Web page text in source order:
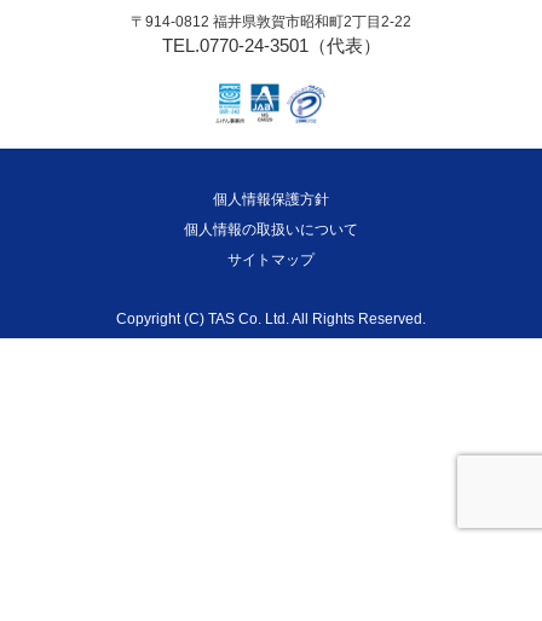
〒914-0812 福井県敦賀市昭和町2丁目2-22
TEL.0770-24-3501（代表）
個人情報保護方針
個人情報の取扱いについて
サイトマップ
Copyright (C) TAS Co. Ltd. All Rights Reserved.